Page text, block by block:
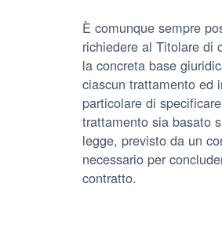
È comunque sempre
richiedere al Titolare di
la concreta base
ciascun trattamento ed
particolare di
trattamento sia basato
legge, previsto da un
necessario per
contratto.